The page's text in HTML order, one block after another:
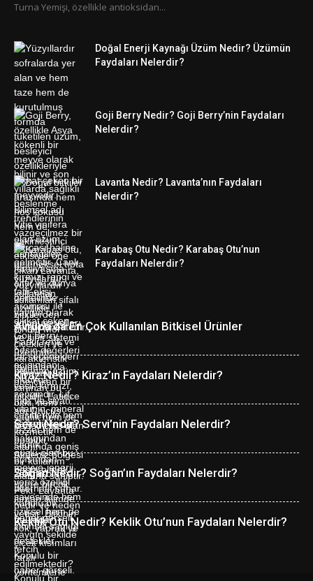
Turna Yemişi, özellikle antioksidan...
Doğal Enerji Kaynağı Üzüm Nedir? Üzümün
Faydaları Nelerdir?
Goji Berry Nedir? Goji Berry’nin Faydaları
Nelerdir?
Lavanta Nedir? Lavanta’nın Faydaları
Nelerdir?
Karabaş Otu Nedir? Karabaş Otu’nun
Faydaları Nelerdir?
Avrupa’da En Çok Kullanılan Bitkisel Ürünler
Kiraz Nedir? Kiraz’ın Faydaları Nelerdir?
Servi Nedir? Servi’nin Faydaları Nelerdir?
Soğan Nedir? Soğan’ın Faydaları Nelerdir?
Keklik Otu Nedir? Keklik Otu’nun Faydaları Nelerdir?